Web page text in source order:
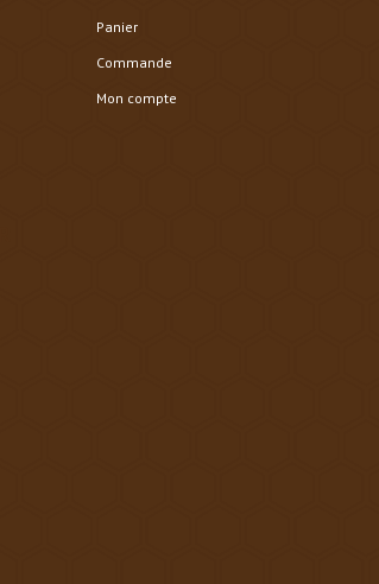
Panier
Commande
Mon compte